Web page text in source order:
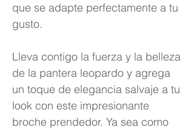
que se adapte perfectamente a tu
gusto.
Lleva contigo la fuerza y la belleza
de la pantera leopardo y agrega
un toque de elegancia salvaje a tu
look con este impresionante
broche prendedor. Ya sea como